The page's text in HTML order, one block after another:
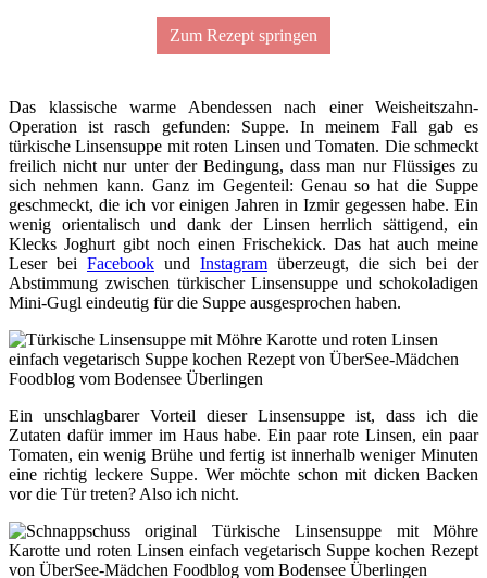
Zum Rezept springen
Das klassische warme Abendessen nach einer Weisheitszahn-
Operation ist rasch gefunden: Suppe. In meinem Fall gab es
türkische Linsensuppe mit roten Linsen und Tomaten. Die schmeckt
freilich nicht nur unter der Bedingung, dass man nur Flüssiges zu
sich nehmen kann. Ganz im Gegenteil: Genau so hat die Suppe
geschmeckt, die ich vor einigen Jahren in Izmir gegessen habe. Ein
wenig orientalisch und dank der Linsen herrlich sättigend, ein
Klecks Joghurt gibt noch einen Frischekick. Das hat auch meine
Leser bei Facebook und Instagram überzeugt, die sich bei der
Abstimmung zwischen türkischer Linsensuppe und schokoladigen
Mini-Gugl eindeutig für die Suppe ausgesprochen haben.
Ein unschlagbarer Vorteil dieser Linsensuppe ist, dass ich die
Zutaten dafür immer im Haus habe. Ein paar rote Linsen, ein paar
Tomaten, ein wenig Brühe und fertig ist innerhalb weniger Minuten
eine richtig leckere Suppe. Wer möchte schon mit dicken Backen
vor die Tür treten? Also ich nicht.